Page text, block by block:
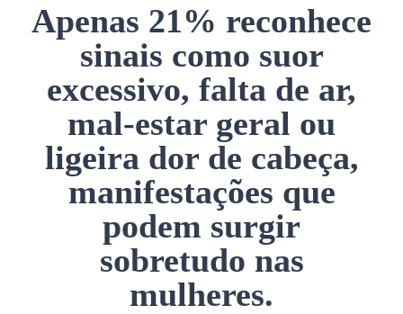
Apenas 21% reconhece
sinais como suor
excessivo, falta de ar,
mal-estar geral ou
ligeira dor de cabeça,
manifestações que
podem surgir
sobretudo nas
mulheres.